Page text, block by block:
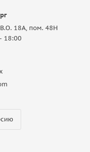
18A, пом. 48Н
18:00